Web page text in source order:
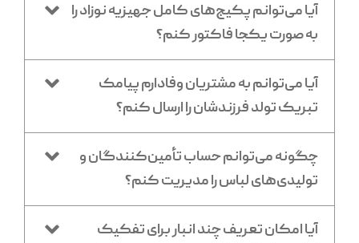
آیا می‌توانم پکیج‌های کامل جهیزیه نوزاد را
به صورت یکجا فاکتور کنم؟
آیا می‌توانم به مشتریان وفادارم پیامک
تبریک تولد فرزندشان را ارسال کنم؟
چگونه می‌توانم حساب تأمین‌کنندگان و
تولیدی‌های لباس را مدیریت کنم؟
آیا امکان تعریف چند انبار برای تفکیک